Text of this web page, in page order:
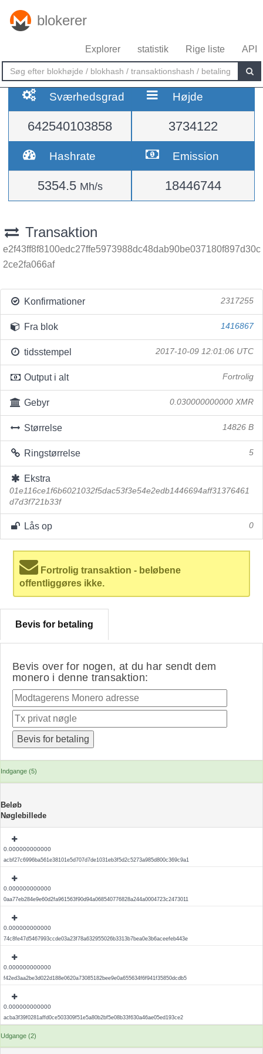
blokerer
Explorer statistik Rige liste API
Sværhedsgrad
642540103858
Højde
3734122
Hashrate
5354.5 Mh/s
Emission
18446744
Transaktion
e2f43ff8f8100edc27ffe5973988dc48dab90be037180f897d30c
2ce2fa066af
Konfirmationer 2317255
Fra blok 1416867
tidsstempel 2017-10-09 12:01:06 UTC
Output i alt Fortrolig
Gebyr 0.030000000000 XMR
Størrelse 14826 B
Ringstørrelse 5
Ekstra
01e116ce1f6b6021032f5dac53f3e54e2edb1446694aff31376461
d7d3f721b33f
Lås op 0
Fortrolig transaktion - beløbene
offentliggøres ikke.
Bevis for betaling
Bevis over for nogen, at du har sendt dem
monero i denne transaktion:
Indgange (5)
Beløb
Nøglebillede
0.000000000000
acbf27c6996ba561e38101e5d707d7de1031eb3f5d2c5273a985d800c369c9a1
0.000000000000
0aa77eb284e9e60d2fa961563f90d94a068540776828a244a0004723c2473011
0.000000000000
74c8fe47d5467993ccde03a23f78a632955026b3313b7bea0e3b6aceefeb443e
0.000000000000
f42ed3aa2be3d022d188e0620a73085182bee9e0a655634f6f941f35850dcdb5
0.000000000000
acba3f39f0281affd0ce503309f51e5a80b2bf5e08b33f630a46ae05ed193ce2
Udgange (2)